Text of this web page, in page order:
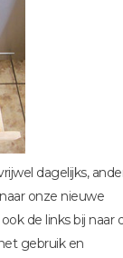
dagelijks,
onze nieuwe
de links bij naar
gebruik en